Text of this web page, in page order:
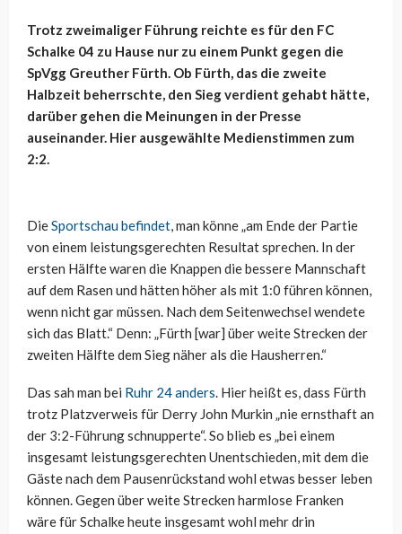
Trotz zweimaliger Führung reichte es für den FC
Schalke 04 zu Hause nur zu einem Punkt gegen die
SpVgg Greuther Fürth. Ob Fürth, das die zweite
Halbzeit beherrschte, den Sieg verdient gehabt hätte,
darüber gehen die Meinungen in der Presse
auseinander. Hier ausgewählte Medienstimmen zum
2:2.
DieSportschau befindet, man könne „am Ende der Partie
von einem leistungsgerechten Resultat sprechen. In der
ersten Hälfte waren die Knappen die bessere Mannschaft
auf dem Rasen und hätten höher als mit 1:0 führen können,
wenn nicht gar müssen. Nach dem Seitenwechsel wendete
sich das Blatt.“ Denn: „Fürth [war] über weite Strecken der
zweiten Hälfte dem Sieg näher als die Hausherren.“
Das sah man bei Ruhr 24 anders. Hier heißt es, dass Fürth
trotz Platzverweis für Derry John Murkin „nie ernsthaft an
der 3:2-Führung schnupperte“. So blieb es „bei einem
insgesamt leistungsgerechten Unentschieden, mit dem die
Gäste nach dem Pausenrückstand wohl etwas besser leben
können. Gegen über weite Strecken harmlose Franken
wäre für Schalke heute insgesamt wohl mehr drin